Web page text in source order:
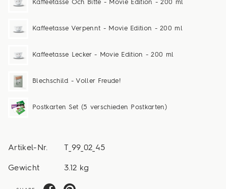
Kaffeetasse Och Bitte - Movie Edition - 200 ml
Kaffeetasse Verpennt - Movie Edition - 200 ml
Kaffeetasse Lecker - Movie Edition - 200 ml
Blechschild - Voller Freude!
Postkarten Set (5 verschieden Postkarten)
Artikel-Nr. T_99_02_45
Gewicht 3.12 kg